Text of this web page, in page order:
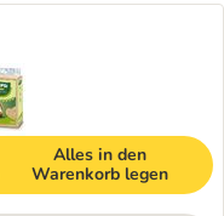
Alles in den
Warenkorb legen